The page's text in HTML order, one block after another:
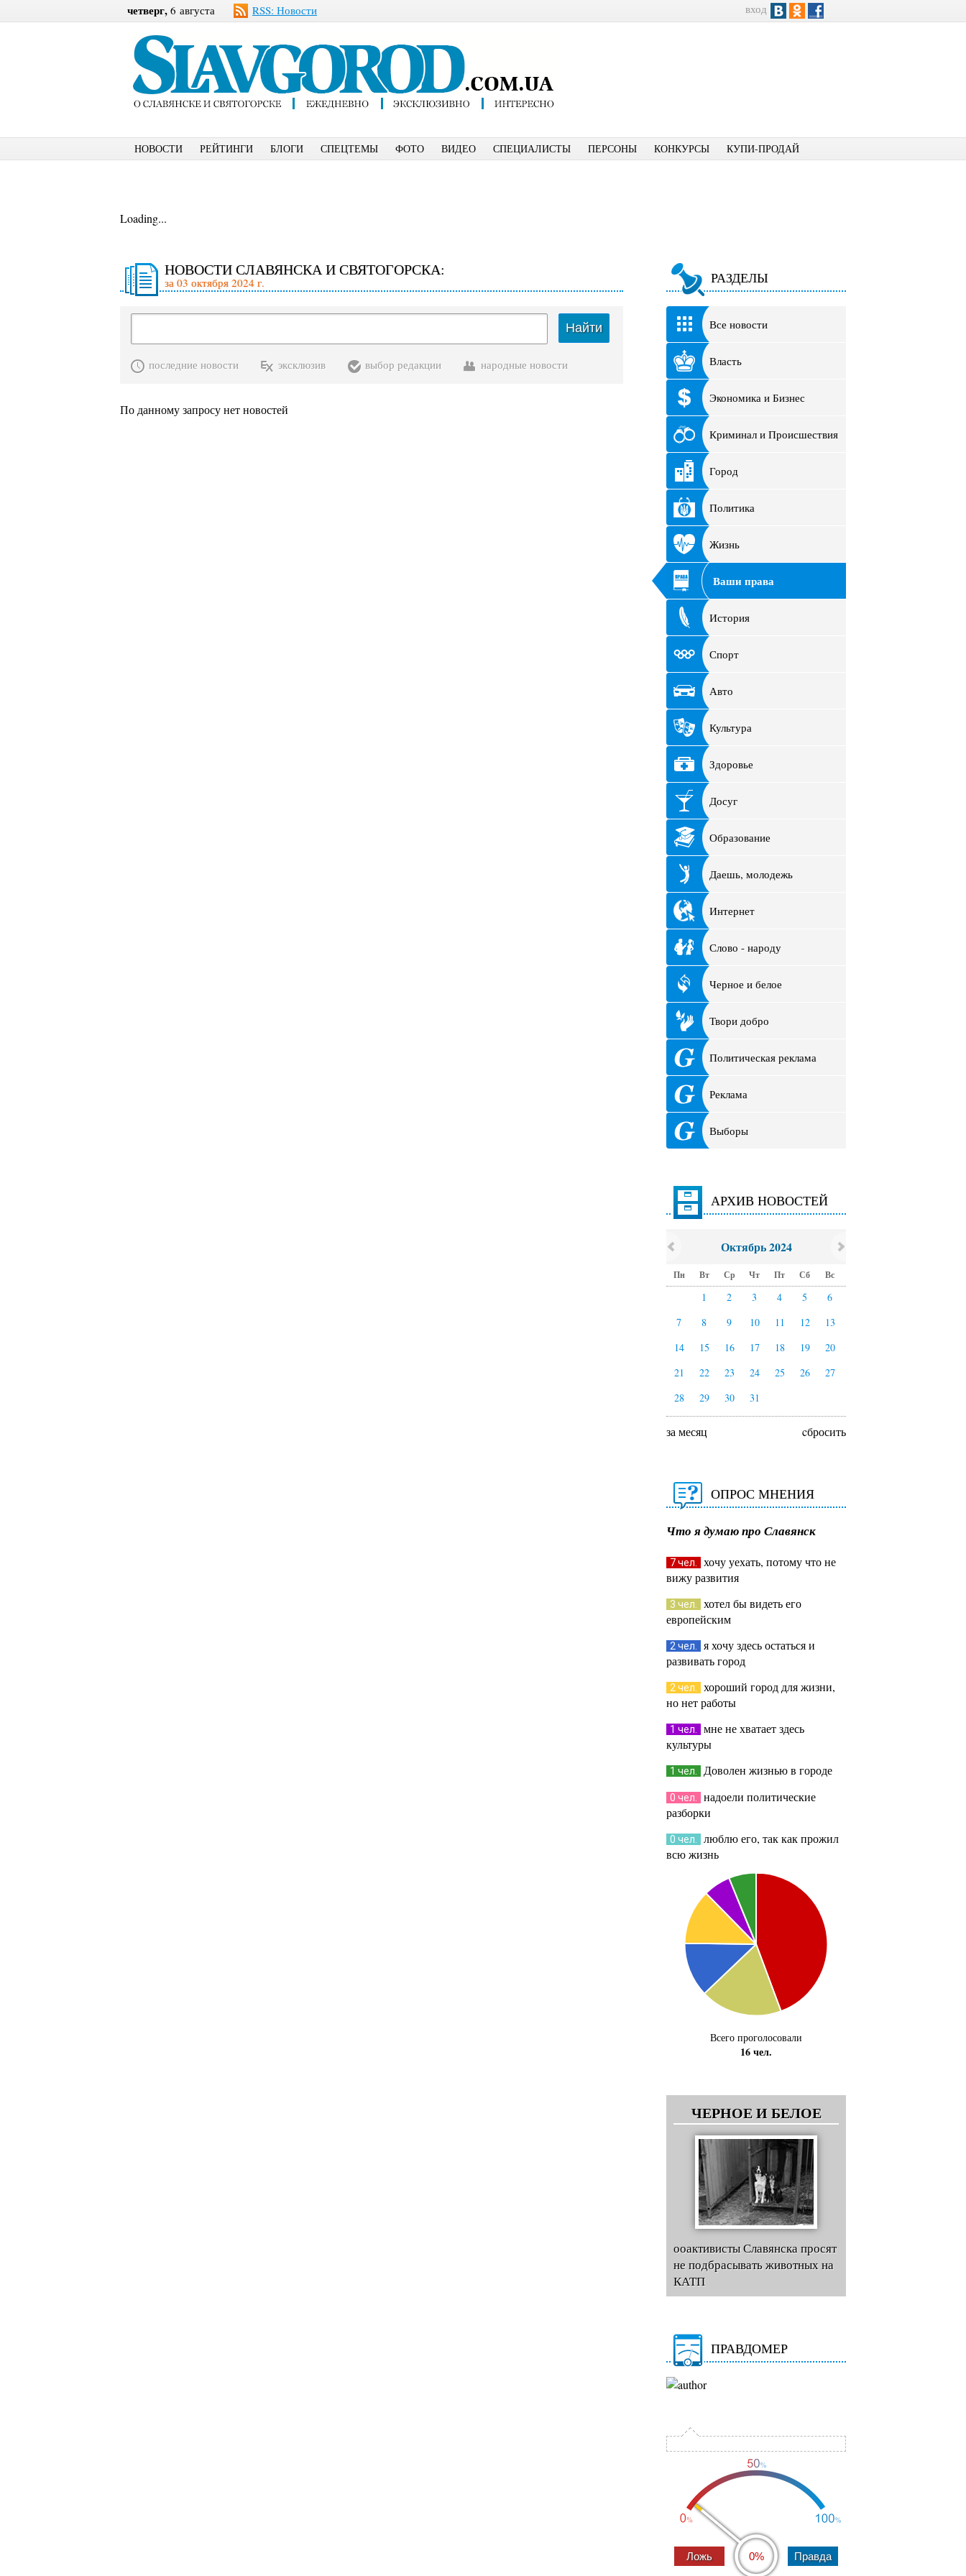
четверг, 6 августа RSS: Новости вход
НОВОСТИ РЕЙТИНГИ БЛОГИ СПЕЦТЕМЫ ФОТО ВИДЕО СПЕЦИАЛИСТЫ ПЕРСОНЫ КОНКУРСЫ КУПИ-ПРОДАЙ
Loading...
НОВОСТИ СЛАВЯНСКА И СВЯТОГОРСКА:
за 03 октября 2024 г.
Найти
последние новости эксклюзив выбор редакции народные новости
По данному запросу нет новостей
РАЗДЕЛЫ
Все новости
Власть
Экономика и Бизнес
Криминал и Происшествия
Город
Политика
Жизнь
Ваши права
История
Спорт
Авто
Культура
Здоровье
Досуг
Образование
Даешь, молодежь
Интернет
Слово - народу
Черное и белое
Твори добро
Политическая реклама
Реклама
Выборы
АРХИВ НОВОСТЕЙ
Октябрь 2024
Пн Вт Ср Чт Пт Сб Вс
1 2 3 4 5
6
7
8 9 10 11 12
13
14
15 16 17 18 19
20
21
22 23 24 25 26
27
28
29 30 31
за месяц cбросить
ОПРОС МНЕНИЯ
Что я думаю про Славянск
7 чел.
хочу уехать, потому что не
вижу развития
3 чел.
хотел бы видеть его
европейским
2 чел.
я хочу здесь остаться и
развивать город
2 чел.
хороший город для жизни,
но нет работы
1 чел.
мне не хватает здесь
культуры
1 чел. Доволен жизнью в городе
0 чел.
надоели политические
разборки
0 чел.
люблю его, так как прожил
всю жизнь
Всего проголосовали
16 чел.
ЧЕРНОЕ И БЕЛОЕ
ооактивисты Славянска просят
не подбрасывать животных на
КАТП
ПРАВДОМЕР
0%